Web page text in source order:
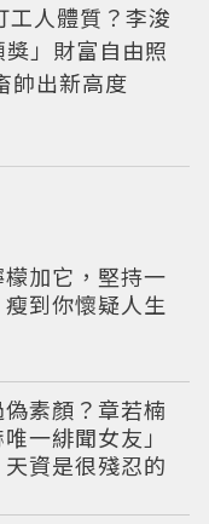
工人體質？李浚
」財富自由照
帥出新高度
加它，堅持一
到你懷疑人生
素顏？章若楠
一緋聞女友」
資是很殘忍的